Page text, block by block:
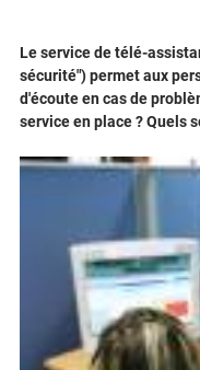
Le service de télé-
sécurité") permet aux
d'écoute en cas de
service en place ? Quels